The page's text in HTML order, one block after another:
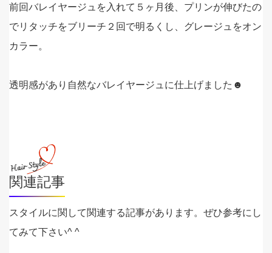
前回バレイヤージュを入れて５ヶ月後、プリンが伸びたの
でリタッチをブリーチ２回で明るくし、グレージュをオン
カラー。
透明感があり自然なバレイヤージュに仕上げました☻
関連記事
スタイルに関して関連する記事があります。ぜひ参考にし
てみて下さい^ ^